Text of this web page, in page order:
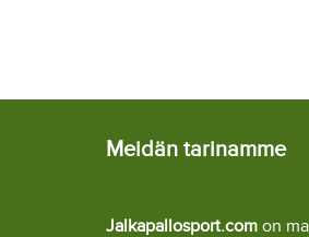
Meidän tarinamme
Jalkapallosport.com on